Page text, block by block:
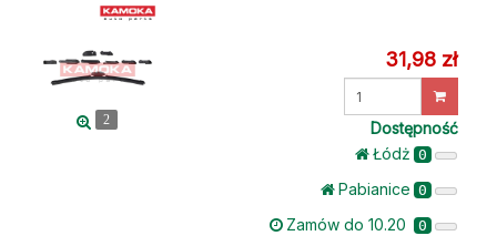
2
31,98 zł
Dostępność
Łódż 0
Pabianice 0
Zamów do 10.20 0